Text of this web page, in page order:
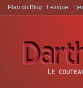
Plan du Blog Lexique